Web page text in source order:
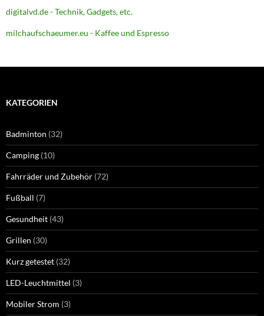
digitalvd.de - Technik, Gadgets, etc.
milchaufschaeumer.eu - Kaffee und Espresso
KATEGORIEN
Badminton (32)
Camping (10)
Fahrräder und Zubehör (72)
Fußball (7)
Gesundheit (43)
Grillen (30)
Kurz getestet (32)
LED-Leuchtmittel (3)
Mobiler Strom (3)